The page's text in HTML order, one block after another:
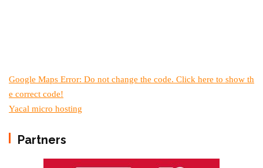
Google Maps Error: Do not change the code. Click here to show th
e correct code!
Yacal micro hosting
Partners